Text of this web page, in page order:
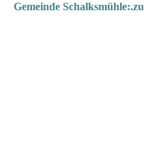
Gemeinde Schalksmühle:.zu